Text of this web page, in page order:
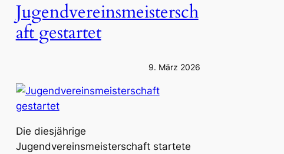
Jugendvereinsmeistersch
aft gestartet
9. März 2026
Die diesjährige
Jugendvereinsmeisterschaft startete